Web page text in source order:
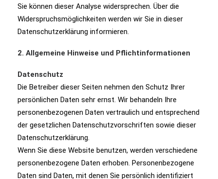
Sie können dieser Analyse widersprechen. Über die
Widerspruchsmöglichkeiten werden wir Sie in dieser
Datenschutzerklärung informieren.
2. Allgemeine Hinweise und Pflichtinformationen
Datenschutz
Die Betreiber dieser Seiten nehmen den Schutz Ihrer
persönlichen Daten sehr ernst. Wir behandeln Ihre
personenbezogenen Daten vertraulich und entsprechend
der gesetzlichen Datenschutzvorschriften sowie dieser
Datenschutzerklärung.
Wenn Sie diese Website benutzen, werden verschiedene
personenbezogene Daten erhoben. Personenbezogene
Daten sind Daten, mit denen Sie persönlich identifiziert